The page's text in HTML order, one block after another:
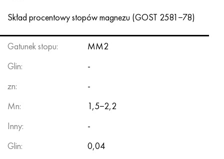
Skład procentowy stopów magnezu (GOST 2581−78)
Gatunek stopu:
MM2
Glin:
-
zn:
-
Mn:
1,5−2,2
Inny:
-
Glin:
0,04